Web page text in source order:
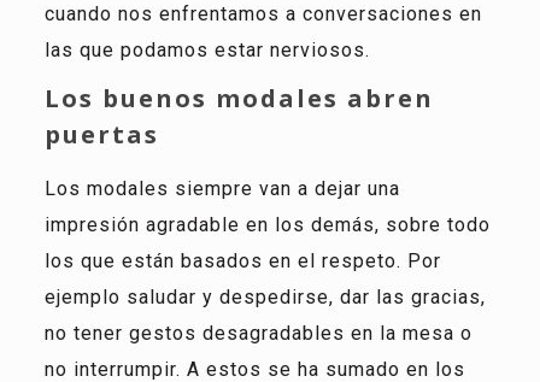
cuando nos enfrentamos a conversaciones en
las que podamos estar nerviosos.
Los buenos modales abren
puertas
Los modales siempre van a dejar una
impresión agradable en los demás, sobre todo
los que están basados en el respeto. Por
ejemplo saludar y despedirse, dar las gracias,
no tener gestos desagradables en la mesa o
no interrumpir. A estos se ha sumado en los